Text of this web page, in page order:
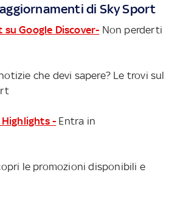
di Sky Sport
su Google Discover- Non perderti
che devi sapere? Le trovi sul
- Entra in
le promozioni disponibili e